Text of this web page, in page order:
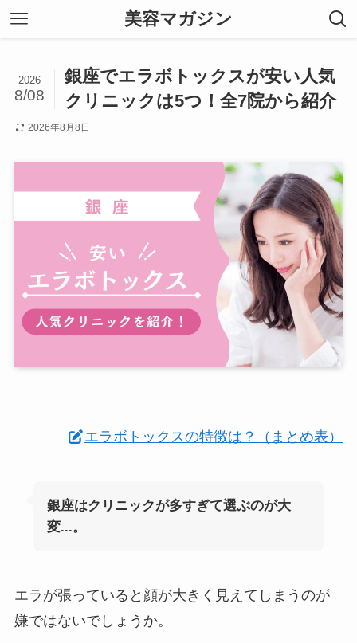
美容マガジン
銀座でエラボトックスが安い人気
クリニックは5つ！全7院から紹介
2026
8/08
2026年8月8日
エラボトックスの特徴は？（まとめ表）
銀座はクリニックが多すぎて選ぶのが大
変...。
エラが張っていると顔が大きく見えてしまうのが
嫌ではないでしょうか。